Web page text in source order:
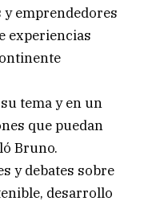
emprendedores
experiencias
tema y en un
que puedan
Bruno.
y debates sobre
desarrollo